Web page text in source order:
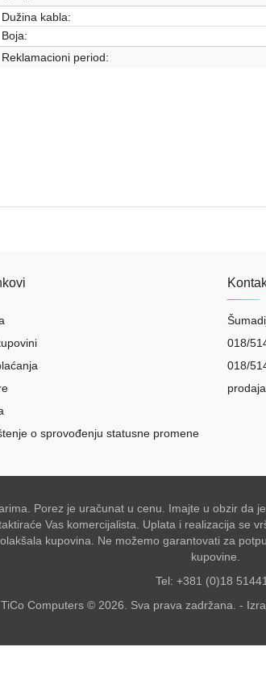
Dužina kabla:
Boja:
Reklamacioni period:
o sprovođenju statusne promene
018/
018/
Porez je uračunat u cenu. Imajte u obzir
Vas komercijalista. Uplata i realizacija se
kupovina. Ne možemo garantovati za
kupovine.
Tel: +381 (0)18
TiCo Computers © 2026. Sva prava zadržana. -